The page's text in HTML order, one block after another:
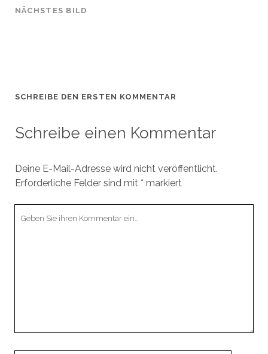
NÄCHSTES BILD
SCHREIBE DEN ERSTEN KOMMENTAR
Schreibe einen Kommentar
Deine E-Mail-Adresse wird nicht veröffentlicht.
Erforderliche Felder sind mit * markiert